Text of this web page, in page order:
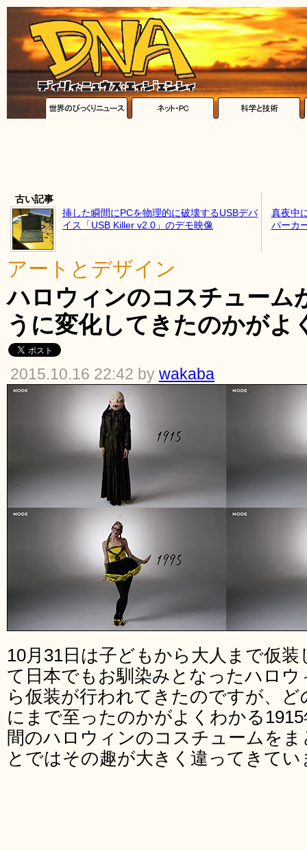
古い記事
挿した瞬間にPCを物理的に破壊するUSBデバ
イス「USB Killer v2.0」のデモ映像
真夜中
パーカ
アートとデザイン
ハロウィンのコスチューム
うに変化してきたのかがよ
2015.10.16 22:42 by wakaba
10月31日は子どもから大人まで仮
て日本でもお馴染みとなったハロ
ら仮装が行われてきたのですが、
にまで至ったのかがよくわかる
間のハロウィンのコスチュームを
とではその趣が大きく違ってきてい